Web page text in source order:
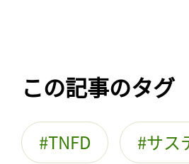
この記事のタグ
TNFD サス